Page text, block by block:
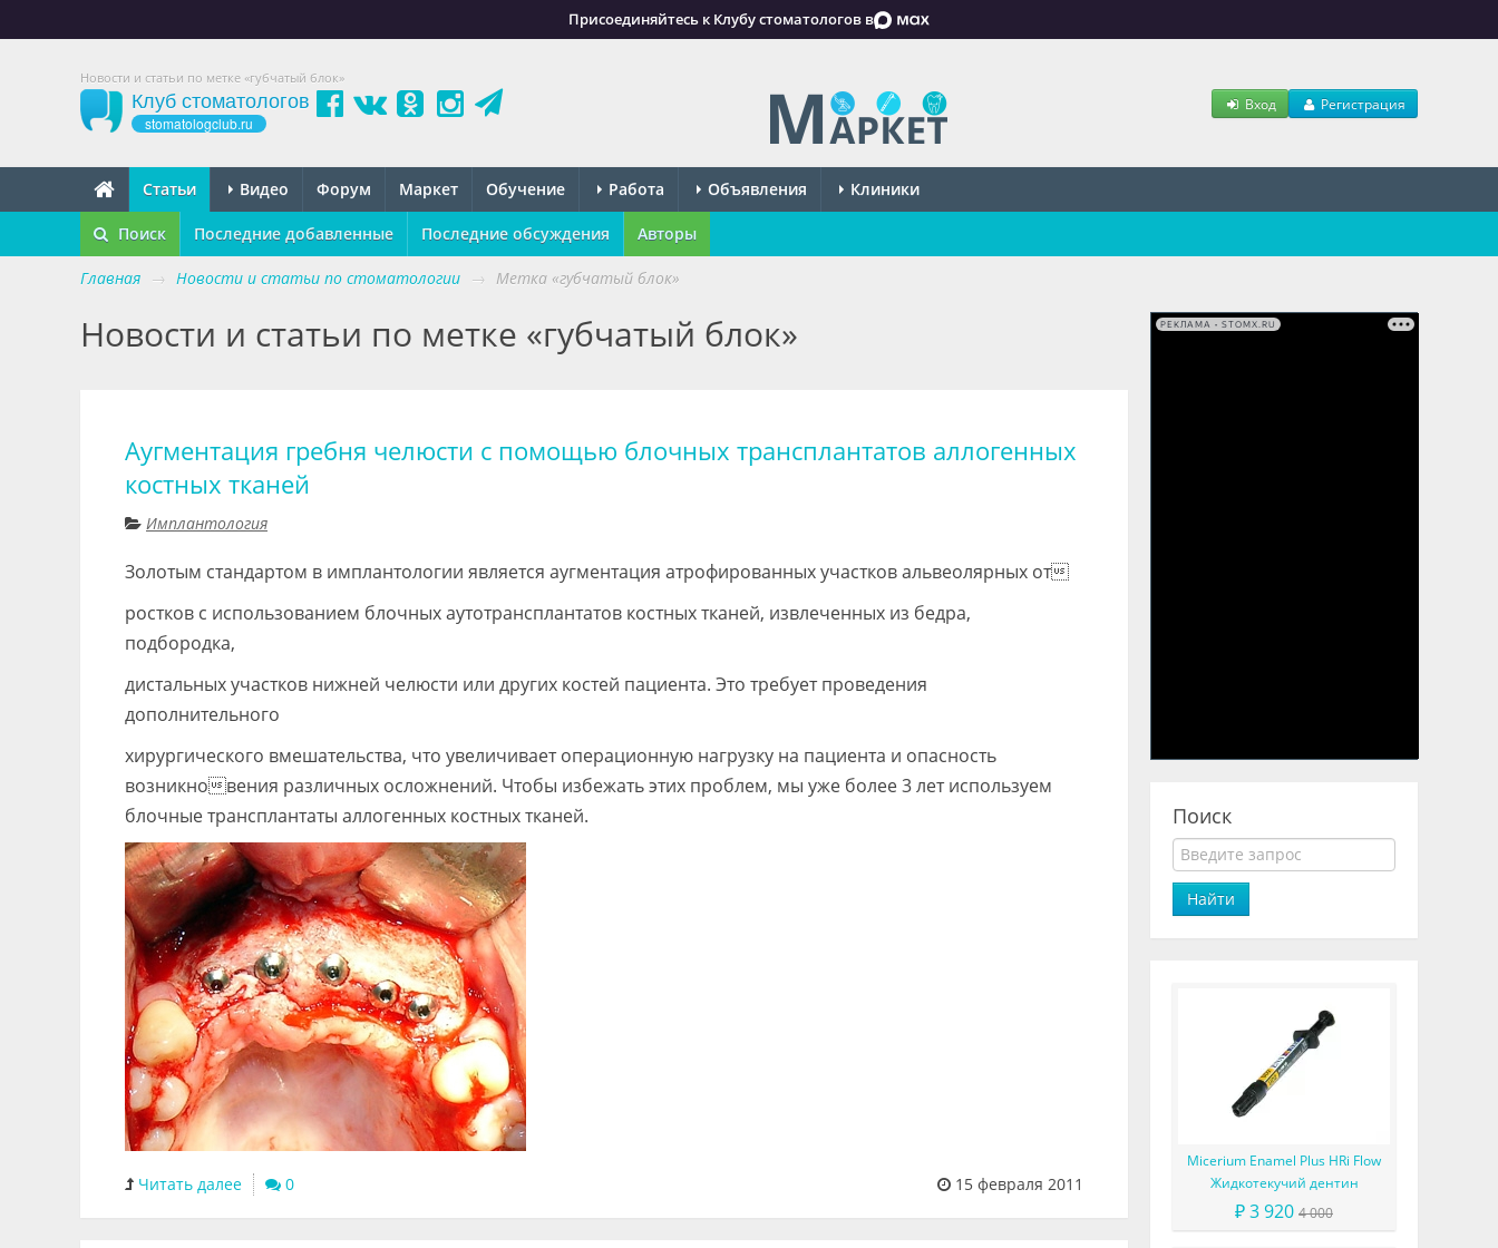
Присоединяйтесь к Клубу стоматологов в
Новости и статьи по метке «губчатый блок»
Клуб стоматологов
stomatologclub.ru
Вход Регистрация
Статьи Видео Форум Маркет Обучение Работа Объявления Клиники
Поиск Последние добавленные Последние обсуждения Авторы
Главная → Новости и статьи по стоматологии → Метка «губчатый блок»
Новости и статьи по метке «губчатый блок»
Аугментация гребня челюсти с помощью блочных трансплантатов аллогенных
костных тканей
Имплантология
Золотым стандартом в имплантологии является аугментация атрофированных участков альвеолярных от
ростков с использованием блочных аутотрансплантатов костных тканей, извлеченных из бедра,
подбородка,
дистальных участков нижней челюсти или других костей пациента. Это требует проведения
дополнительного
хирургического вмешательства, что увеличивает операционную нагрузку на пациента и опасность
возникновения различных осложнений. Чтобы избежать этих проблем, мы уже более 3 лет используем
блочные трансплантаты аллогенных костных тканей.
Читать далее 0 15 февраля 2011
РЕКЛАМА • STOMX.RU
Поиск
Найти
Micerium Enamel Plus HRi Flow
Жидкотекучий дентин
₽ 3 920 4 000